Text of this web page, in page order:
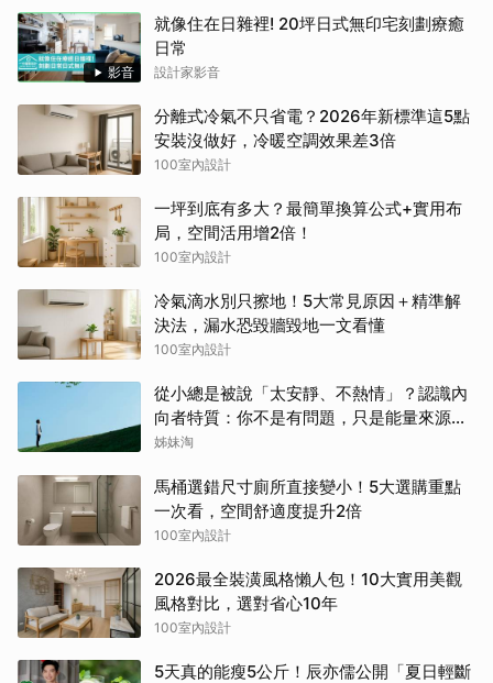
影音
就像住在日雜裡! 20坪日式無印宅刻劃療癒
日常
設計家影音
分離式冷氣不只省電？2026年新標準這5點
安裝沒做好，冷暖空調效果差3倍
100室內設計
一坪到底有多大？最簡單換算公式+實用布
局，空間活用增2倍！
100室內設計
冷氣滴水別只擦地！5大常見原因＋精準解
決法，漏水恐毀牆毀地一文看懂
100室內設計
從小總是被說「太安靜、不熱情」？認識內
向者特質：你不是有問題，只是能量來源不
同
姊妹淘
馬桶選錯尺寸廁所直接變小！5大選購重點
一次看，空間舒適度提升2倍
100室內設計
2026最全裝潢風格懶人包！10大實用美觀
風格對比，選對省心10年
100室內設計
5天真的能瘦5公斤！辰亦儒公開「夏日輕斷